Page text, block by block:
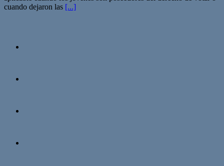
cuando dejaron las [...]